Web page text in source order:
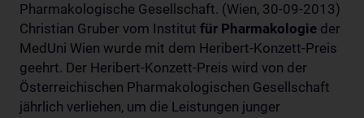
Pharmakologische Gesellschaft. (Wien, 30-09-2013)
Christian Gruber vom Institut für Pharmakologie der
MedUni Wien wurde mit dem Heribert-Konzett-Preis
geehrt. Der Heribert-Konzett-Preis wird von der
Österreichischen Pharmakologischen Gesellschaft
jährlich verliehen, um die Leistungen junger